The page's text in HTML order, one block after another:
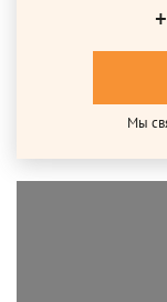
Мы